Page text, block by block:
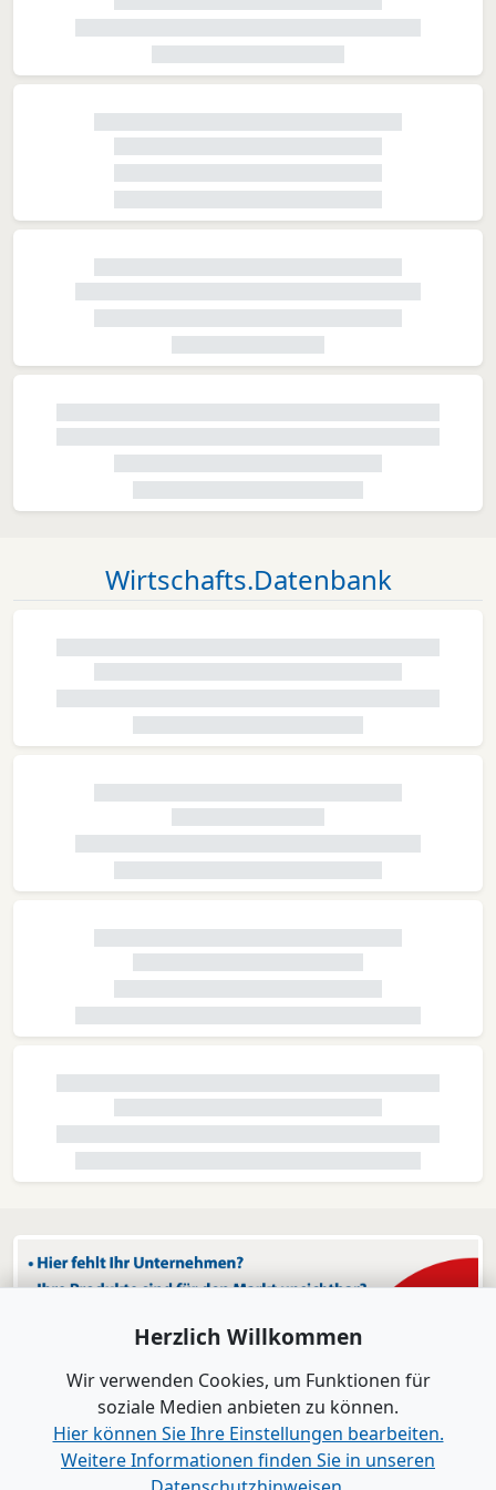
Wirtschafts.Datenbank
Herzlich Willkommen
Wir verwenden Cookies, um Funktionen für
soziale Medien anbieten zu können.
Hier können Sie Ihre Einstellungen bearbeiten.
Weitere Informationen finden Sie in unseren